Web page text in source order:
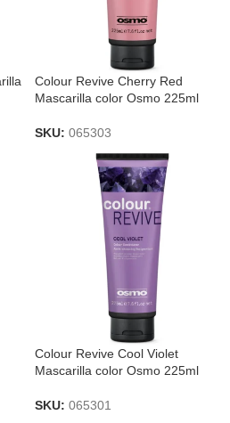
Colour Revive Cherry Red
Mascarilla color Osmo 225ml
SKU: 065303
Colour Revive Cool Violet
Mascarilla color Osmo 225ml
SKU: 065301